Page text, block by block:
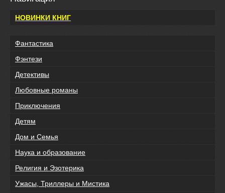
НОВИНКИ КНИГ
Фантастика
Фэнтези
Детективы
Любовные романы
Приключения
Детям
Дом и Семья
Наука и образование
Религия и Эзотерика
Ужасы, Триллеры и Мистика